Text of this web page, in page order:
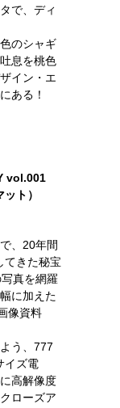
で、ディ
のシャギ
息を桃色
イン・エ
ある！
vol.001
ト）
、20年間
てきた秘宝
真を網羅
に加えた
像資料
う、777
イズ電
高解像度
ローズア